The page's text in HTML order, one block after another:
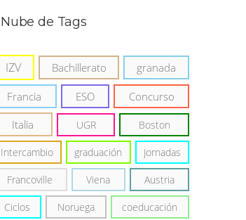
Nube de Tags
IZV Bachillerato granada
Francia ESO
Concurso
Italia
UGR Boston
Intercambio graduación Jornadas
Francoville Viena Austria
Ciclos Noruega coeducación